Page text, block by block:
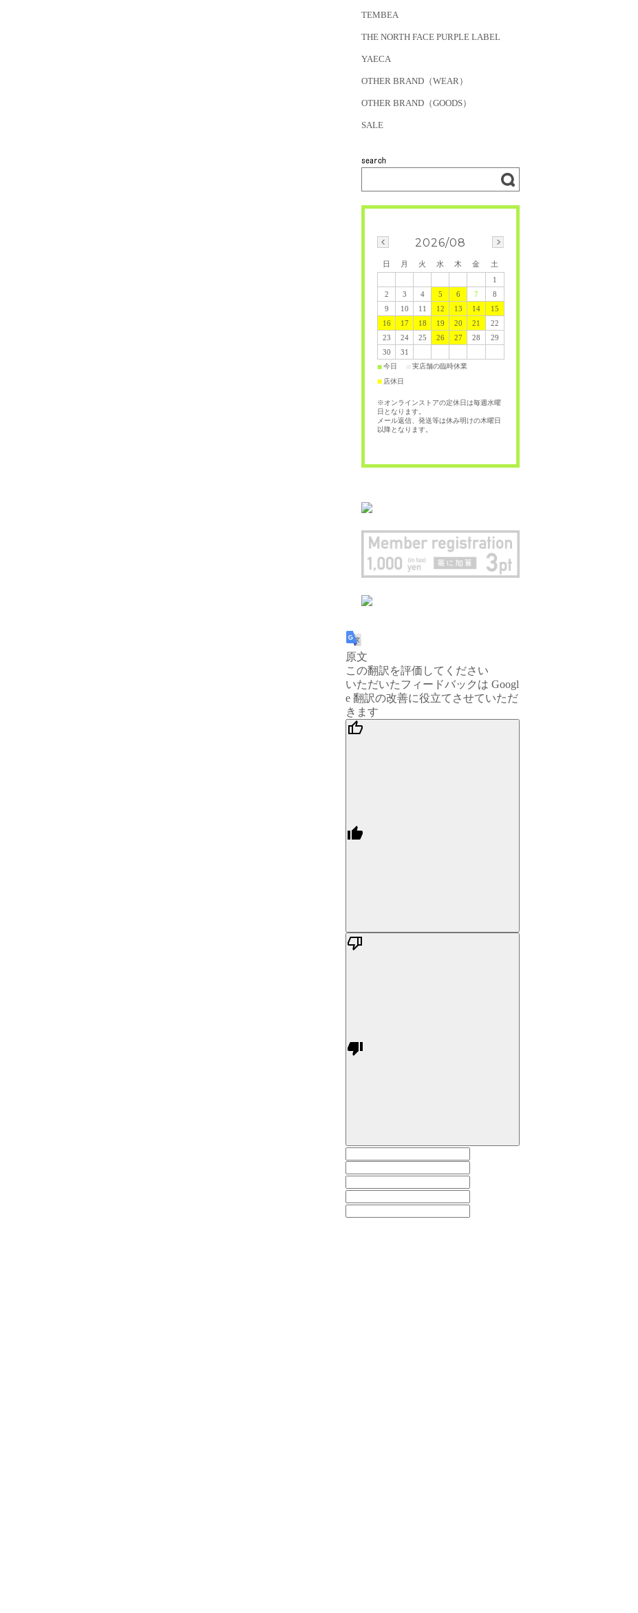
TEMBEA
THE NORTH FACE PURPLE LABEL
YAECA
OTHER BRAND（WEAR）
OTHER BRAND（GOODS）
SALE
2026/08
日 月 火 水 木 金
土
1
2
3 4 5 6 7
8
9
10 11 12 13 14
15
16
17 18 19 20 21
22
23
24 25 26 27 28
29
30
31
■今日 実店舗の臨時休業
■ 店休日
※オンラインストアの定休日は毎週水曜
日となります。
メール返信、発送等は休み明けの木曜日
以降となります。
原文
この翻訳を評価してください
いただいたフィードバックは Googl
e 翻訳の改善に役立てさせていただ
きます